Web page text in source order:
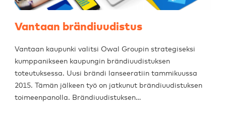
Vantaan brändiuudistus
Vantaan kaupunki valitsi Owal Groupin strategiseksi
kumppanikseen kaupungin brändiuudistuksen
toteutuksessa. Uusi brändi lanseeratiin tammikuussa
2015. Tämän jälkeen työ on jatkunut brändiuudistuksen
toimeenpanolla. Brändiuudistuksen…